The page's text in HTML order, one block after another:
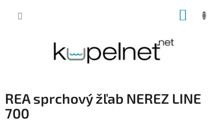
REA sprchový žľab NEREZ LINE
700